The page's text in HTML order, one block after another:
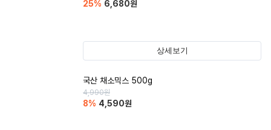
25% 6,680원
상세보기
국산 채소믹스 500g
4,990원
8% 4,590원